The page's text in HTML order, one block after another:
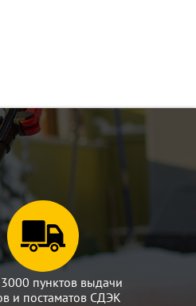
пунктов выдачи
и постаматов СДЭК